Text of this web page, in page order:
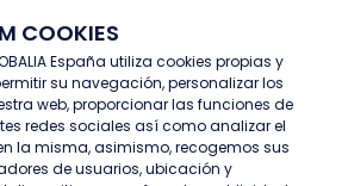
COOKIES
España utiliza cookies propias y
su navegación, personalizar los
web, proporcionar las funciones de
redes sociales así como analizar el
la misma, asimismo, recogemos sus
de usuarios, ubicación y